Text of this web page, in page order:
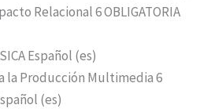
Relacional 6 OBLIGATORIA
Español (es)
la Producción Multimedia 6
(es)